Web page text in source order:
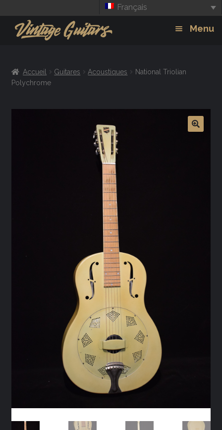
Français
Menu
Amplis
Accueil Guitares Acoustiques
National Triolian
Polychrome